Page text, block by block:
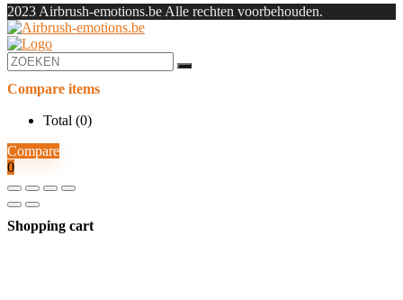
2023 Airbrush-emotions.be Alle rechten voorbehouden.
Compare items
Total (0)
Compare
0
Shopping cart